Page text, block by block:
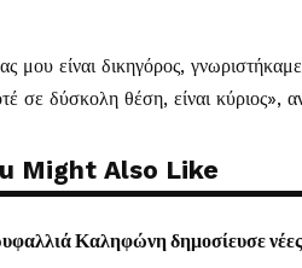
μου είναι δικηγόρος,
σε δύσκολη θέση, είναι
Might Also Like
Καληφώνη δημοσίευσε